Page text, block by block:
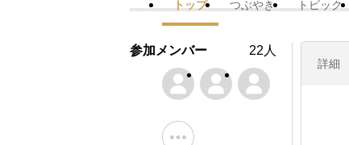
トップ つぶやき トピック
詳細
参加メンバー 22人